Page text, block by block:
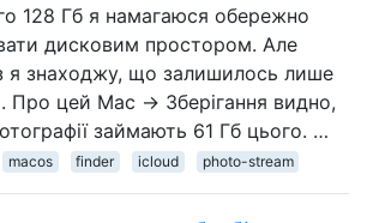
128 Гб я намагаюся обережно
дисковим простором. Але
я знаходжу, що залишилось лише
Про цей Mac → Зберігання видно,
займають 61 Гб цього. …
macos finder icloud photo-stream